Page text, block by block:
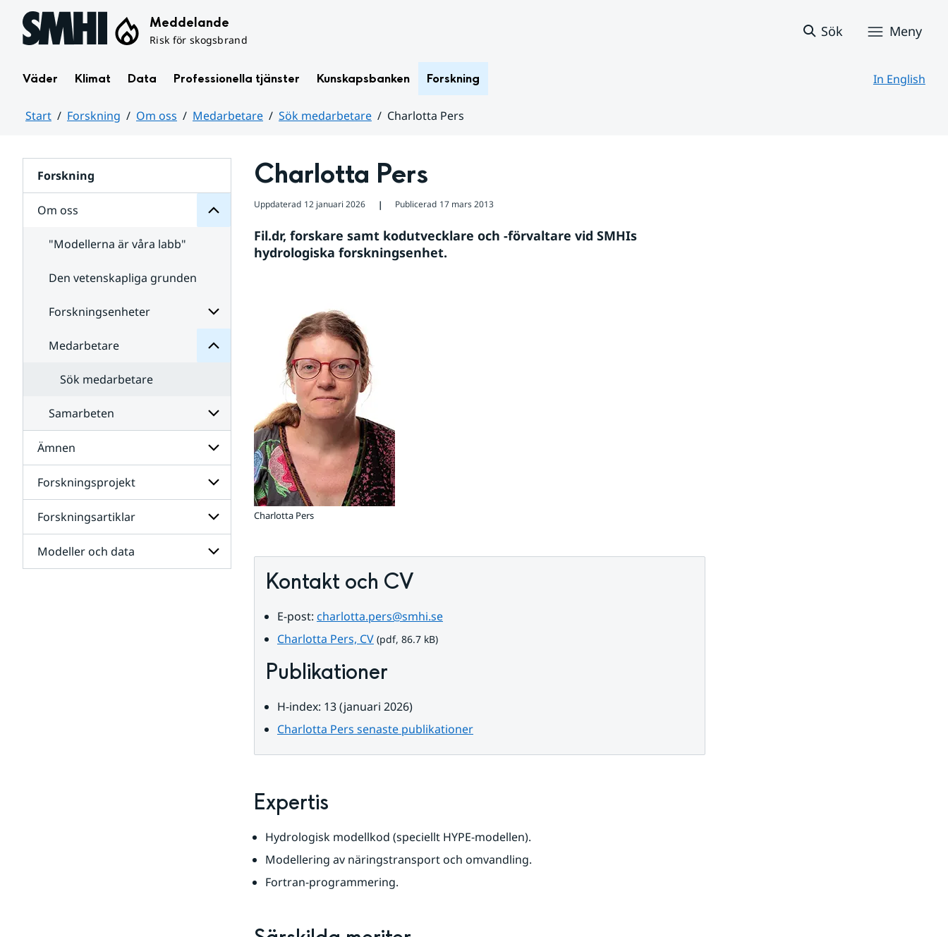
Hoppa till sidans innehåll Meddelande
Risk för skogsbrand
Sök Meny
Väder Klimat Data Professionella tjänster Kunskapsbanken Forskning In English
Start Forskning Om oss Medarbetare Sök medarbetare
Charlotta Pers
Forskning
Om oss
för
"Modellerna är våra labb"
Den vetenskapliga grunden
Forskningsenheter
Undersidor
Forskningsenheter
Medarbetare
Undersidor
Medarbetare
Sök medarbetare
Samarbeten
Undersidor
för
Samarbeten
Ämnen
Undersidor
för
Ämnen
Forskningsprojekt
Undersidor
för
Forskningsprojekt
Forskningsartiklar
Undersidor
för
Forskningsartiklar
Modeller och data
Charlotta Pers
Uppdaterad 12 januari 2026 ❘ Publicerad 17 mars 2013
Fil.dr, forskare samt kodutvecklare och -förvaltare vid SMHIs
hydrologiska forskningsenhet.
Charlotta Pers
Kontakt och CV
E-post: charlotta.pers@smhi.se
Charlotta Pers, CVpdf, 86.7 kB.
(pdf, 86.7 kB)
Publikationer
H-index: 13 (januari 2026)
Charlotta Pers senaste publikationer
Expertis
Hydrologisk modellkod (speciellt HYPE-modellen).
Modellering av näringstransport och omvandling.
Fortran-programmering.